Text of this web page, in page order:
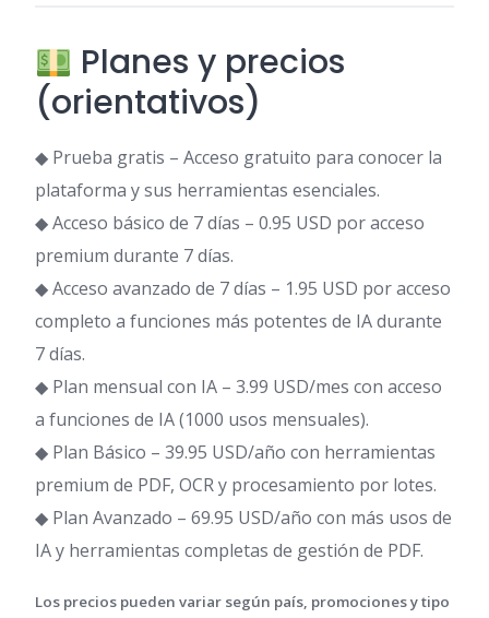
Planes y precios
(orientativos)
◆ Prueba gratis – Acceso gratuito para conocer la
plataforma y sus herramientas esenciales.
◆ Acceso básico de 7 días – 0.95 USD por acceso
premium durante 7 días.
◆ Acceso avanzado de 7 días – 1.95 USD por acceso
completo a funciones más potentes de IA durante
7 días.
◆ Plan mensual con IA – 3.99 USD/mes con acceso
a funciones de IA (1000 usos mensuales).
◆ Plan Básico – 39.95 USD/año con herramientas
premium de PDF, OCR y procesamiento por lotes.
◆ Plan Avanzado – 69.95 USD/año con más usos de
IA y herramientas completas de gestión de PDF.
Los precios pueden variar según país, promociones y tipo